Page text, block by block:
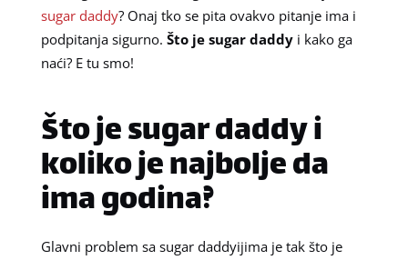
sugar daddy? Onaj tko se pita ovakvo pitanje ima i
podpitanja sigurno. Što je sugar daddyi kako ga
naći? E tu smo!
Što je sugar daddy i
koliko je najbolje da
ima godina?
Glavni problem sa sugar daddyijima je tak što je